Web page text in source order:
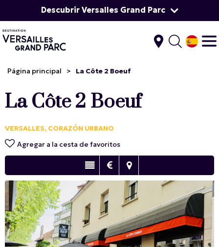
Descubrir Versalles Grand Parc
Página principal > La Côte 2 Boeuf
La Côte 2 Boeuf
VERSALLES, CORAZÓN URBANO
Agregar a la cesta de favoritos